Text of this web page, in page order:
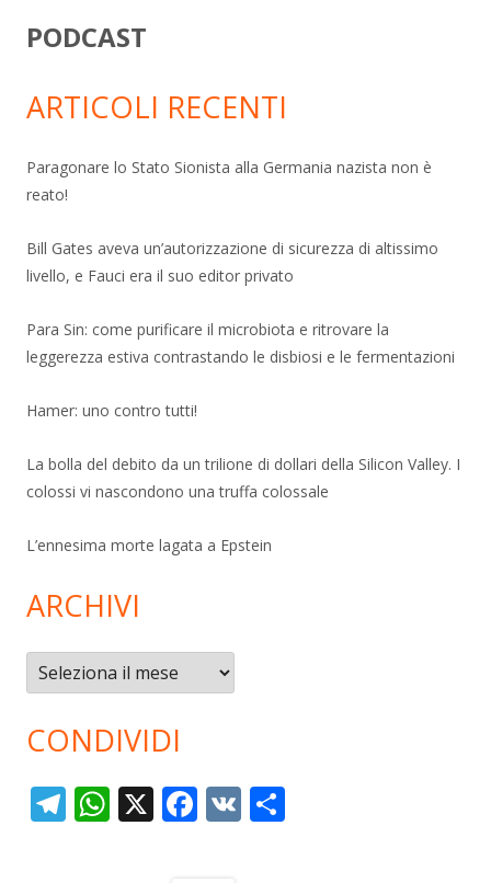
PODCAST
ARTICOLI RECENTI
Paragonare lo Stato Sionista alla Germania nazista non è
reato!
Bill Gates aveva un’autorizzazione di sicurezza di altissimo
livello, e Fauci era il suo editor privato
Para Sin: come purificare il microbiota e ritrovare la
leggerezza estiva contrastando le disbiosi e le fermentazioni
Hamer: uno contro tutti!
La bolla del debito da un trilione di dollari della Silicon Valley. I
colossi vi nascondono una truffa colossale
L’ennesima morte lagata a Epstein
ARCHIVI
Archivi
CONDIVIDI
T W X F V